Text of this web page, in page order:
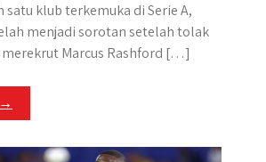
satu klub terkemuka di Serie A,
menjadi sorotan setelah tolak
Marcus Rashford […]